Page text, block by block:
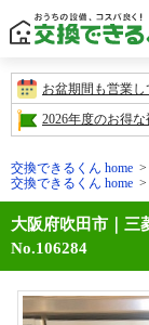
お盆期間も営業
2026年度のお得
交換できるくん home
交換できるくん home
大阪府吹田市｜三
No.106284